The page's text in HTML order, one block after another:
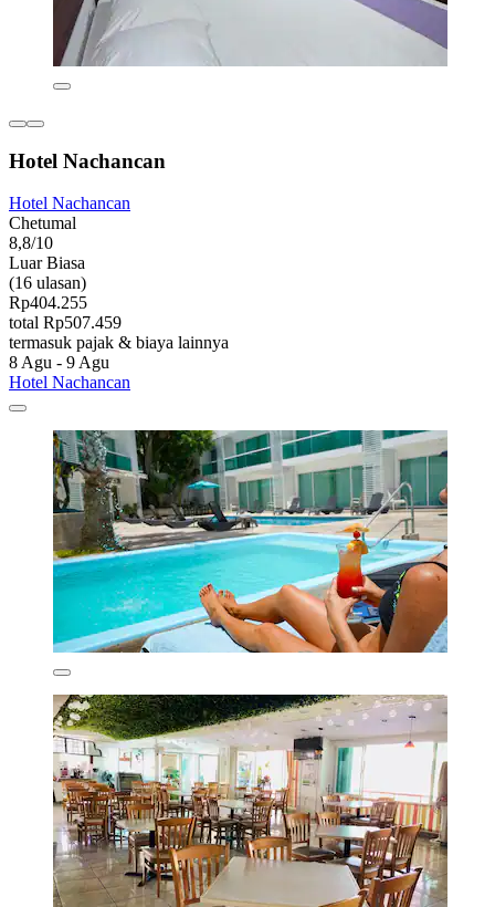
Hotel Nachancan
Hotel Nachancan
Chetumal
8,8/10
Luar Biasa
(16 ulasan)
Rp404.255
total Rp507.459
termasuk pajak & biaya lainnya
8 Agu - 9 Agu
Hotel Nachancan